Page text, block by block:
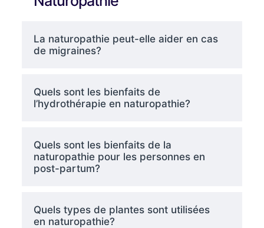
La naturopathie peut-elle aider en cas
de migraines?
Quels sont les bienfaits de
l’hydrothérapie en naturopathie?
Quels sont les bienfaits de la
naturopathie pour les personnes en
post-partum?
Quels types de plantes sont utilisées
en naturopathie?